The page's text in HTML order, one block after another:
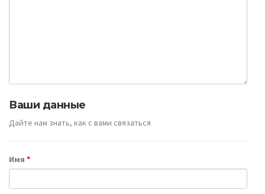
Ваши данные
Дайте нам знать, как с вами связаться
Имя *